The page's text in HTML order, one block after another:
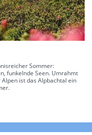
Sommer:
funkelnde Seen. Umrahmt
ist das Alpbachtal ein